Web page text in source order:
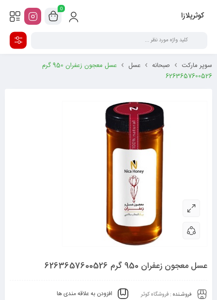
کوثرپلازا
0
سوپر مارکت صبحانه عسل
عسل معجون زعفران 950 گرم
6263657600526
عسل معجون زعفران 950 گرم 6263657600526
فروشـنده : فروشگاه کوثر افزودن به علاقه مندی ها